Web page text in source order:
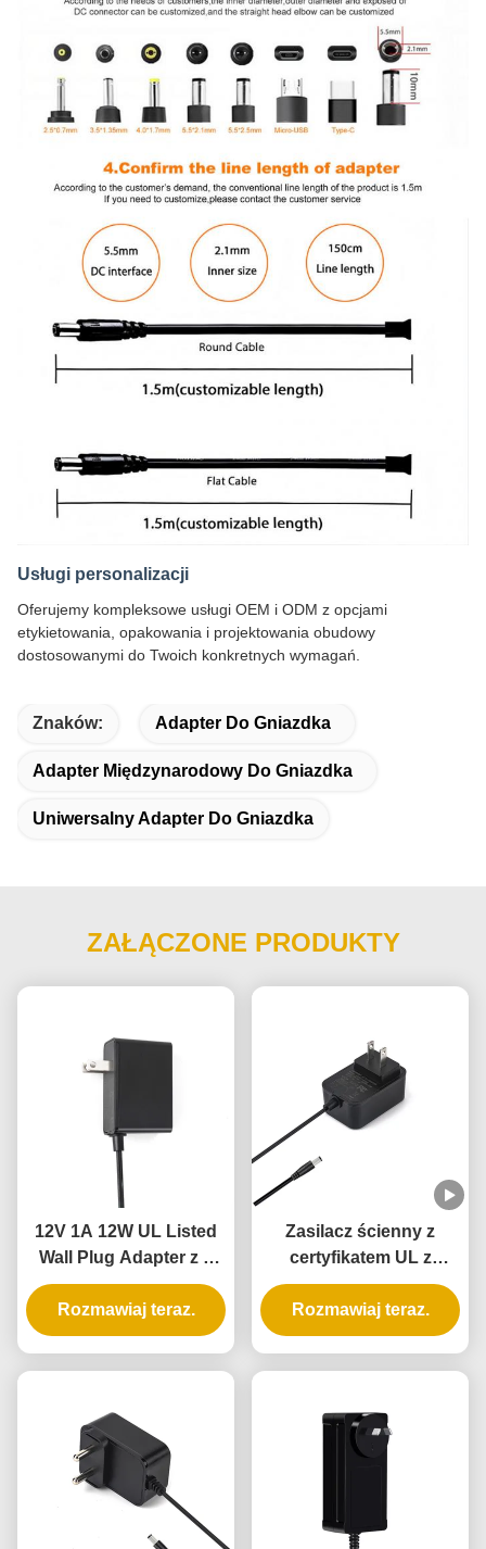
Usługi personalizacji
Oferujemy kompleksowe usługi OEM i ODM z opcjami
etykietowania, opakowania i projektowania obudowy
dostosowanymi do Twoich konkretnych wymagań.
Znaków: Adapter Do Gniazdka
Adapter Międzynarodowy Do Gniazdka
Uniwersalny Adapter Do Gniazdka
ZAŁĄCZONE PRODUKTY
12V 1A 12W UL Listed
Wall Plug Adapter z 3
letnią gwarancją i
wielokrotną ochroną
Rozmawiaj teraz.
Zasilacz ścienny z
certyfikatem UL z
wyjściem 5V 12V 24V i
mocą 12W 24W do
inteligentnego zamka
Rozmawiaj teraz.